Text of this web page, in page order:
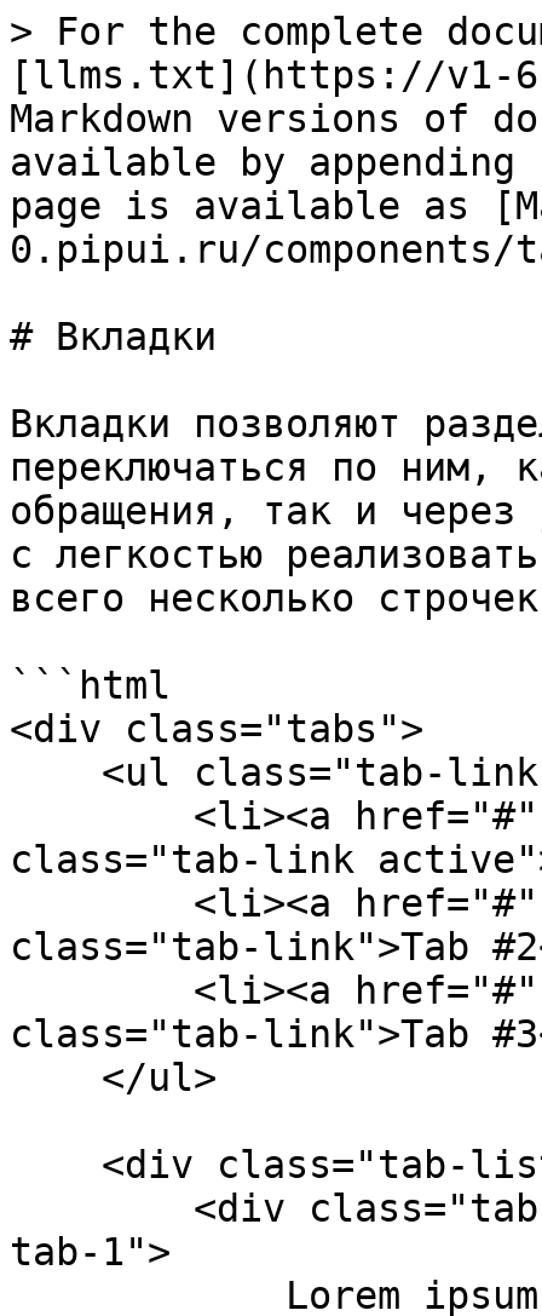
> For the complete
[llms.txt](https://v1-
Markdown versions of
available by
page is available as
0.pipui.ru/components/
# Вкладки
Вкладки позволяют
переключаться по ним,
обращения, так и
с легкостью
всего несколько
```html
<div class="tabs">
class="tab-link
class="tab-link">Tab
class="tab-link">Tab
tab-1">